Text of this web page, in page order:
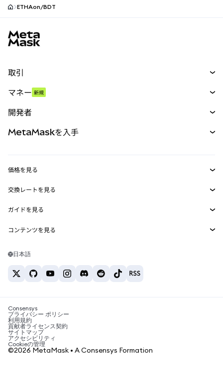
ETHAon/BDT
取引
パーペチュアル
RWA
マネー 新規
開発者
MetaMask Connect
Snaps
Web3サービス
MetaMaskを入手
セキュリティ
サポート
キャリア
お問い合わせ
価格を見る
イーサリアムの価格
Solanaの価格
Tetherの価格
交換レートを見る
ETH→USD
USDT→INR
BTC→INR
ETH→USDT
ガイドを見る
ETHの購入
USDTの購入
SHIBの購入
BNBの購入
コンテンツを見る
Solanaウォレット
税制関連ニュース
暗号資産の購入方法は？
ビットコインを売るには？
日本語
Consensys
プライバシー ポリシー
利用規約
貢献者ライセンス契約
サイトマップ
アクセシビリティ
Cookieの管理
©2026 MetaMask • A Consensys Formation